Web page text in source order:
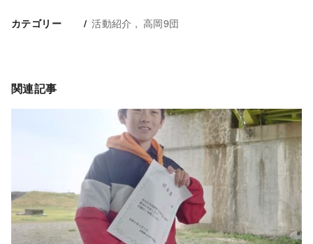
カテゴリー 活動紹介 高岡9団
関連記事